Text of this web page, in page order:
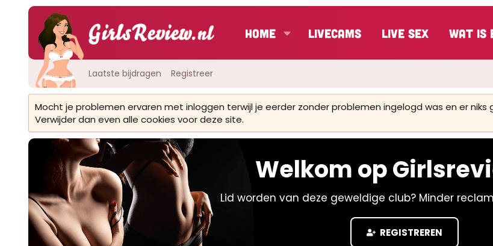
Home LiveCams Live Sex Wat is
Laatste bijdragen Registreer
Mocht je problemen ervaren met inloggen terwijl je eerder zonder problemen ingelogd was en er
Verwijder dan even alle cookies voor deze site.
Welkom op
Lid worden van deze geweldige club? Minder
REGISTREREN